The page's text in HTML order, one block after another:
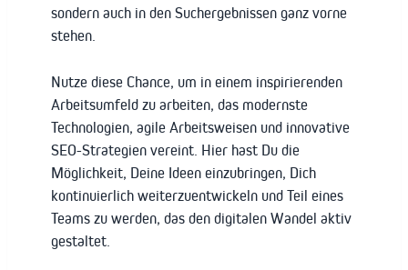
sondern auch in den Suchergebnissen ganz vorne
stehen.
Nutze diese Chance, um in einem inspirierenden
Arbeitsumfeld zu arbeiten, das modernste
Technologien, agile Arbeitsweisen und innovative
SEO-Strategien vereint. Hier hast Du die
Möglichkeit, Deine Ideen einzubringen, Dich
kontinuierlich weiterzuentwickeln und Teil eines
Teams zu werden, das den digitalen Wandel aktiv
gestaltet.